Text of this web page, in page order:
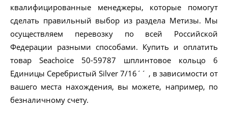
квалифицированные менеджеры, которые помогут
сделать правильный выбор из раздела Метизы. Мы
осуществляем перевозку по всей Российской
Федерации разными способами. Купить и оплатить
товар Seachoice 50-59787 шплинтовое кольцо 6
Единицы Серебристый Silver 7/16´´ , в зависимости от
вашего места нахождения, вы можете, например, по
безналичному счету.